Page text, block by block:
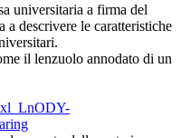
universitaria a firma del
descrivere le caratteristiche
il lenzuolo annodato di un